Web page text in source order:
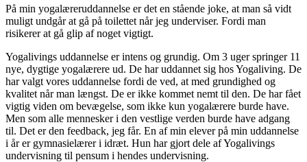
På min yogalæreruddannelse er det en stående joke, at man så vidt
muligt undgår at gå på toilettet når jeg underviser. Fordi man
risikerer at gå glip af noget vigtigt.
Yogalivings uddannelse er intens og grundig. Om 3 uger springer 11
nye, dygtige yogalærere ud. De har uddannet sig hos Yogaliving. De
har valgt vores uddannelse fordi de ved, at med grundighed og
kvalitet når man længst. De er ikke kommet nemt til den. De har fået
vigtig viden om bevægelse, som ikke kun yogalærere burde have.
Men som alle mennesker i den vestlige verden burde have adgang
til. Det er den feedback, jeg får. En af min elever på min uddannelse
i år er gymnasielærer i idræt. Hun har gjort dele af Yogalivings
undervisning til pensum i hendes undervisning.